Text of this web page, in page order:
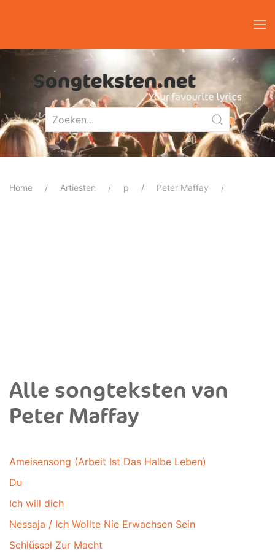
Home Artiesten p Peter Maffay
Alle songteksten van
Peter Maffay
Ameisensong (Arbeit Ist Das Halbe Leben)
Du
Ich will dich
Nessaja / Ich Wollte Nie Erwachsen Sein
Schlüssel Zur Macht